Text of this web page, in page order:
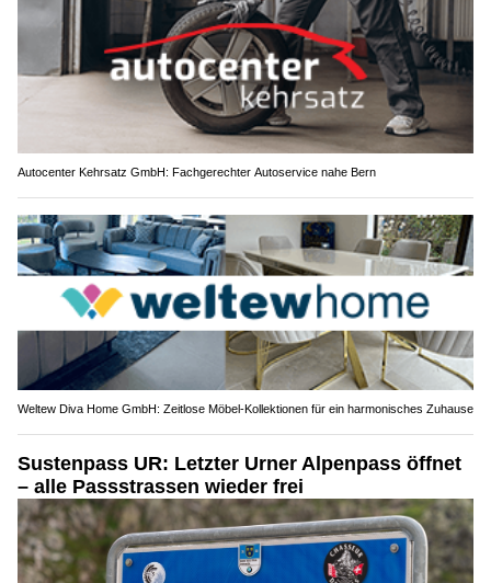
Autocenter Kehrsatz GmbH: Fachgerechter Autoservice nahe Bern
Weltew Diva Home GmbH: Zeitlose Möbel-Kollektionen für ein harmonisches Zuhause
Sustenpass UR: Letzter Urner Alpenpass öffnet
– alle Passstrassen wieder frei